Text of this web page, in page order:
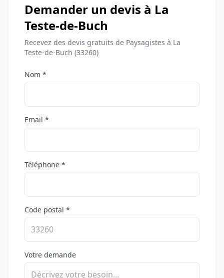
Demander un devis à La
Teste-de-Buch
Recevez des devis gratuits de Paysagistes à La
Teste-de-Buch (33260)
Nom *
Email *
Téléphone *
Code postal *
Votre demande